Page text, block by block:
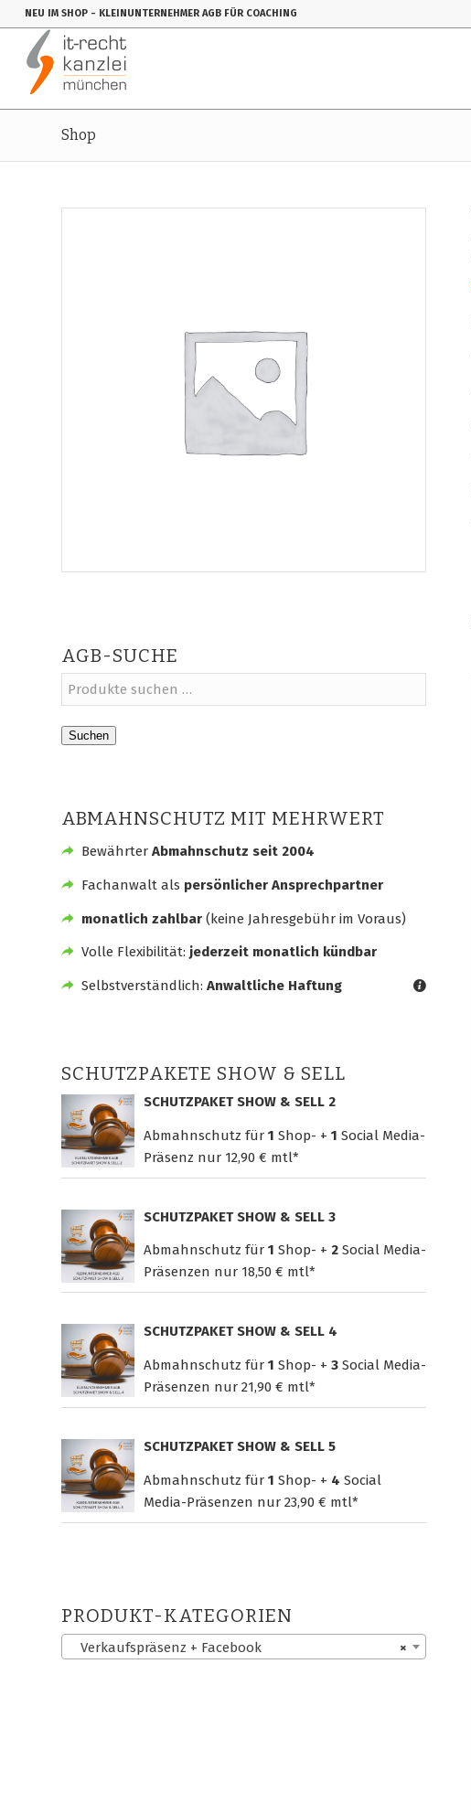
NEU IM SHOP - KLEINUNTERNEHMER AGB FÜR COACHING
Shop
AGB-SUCHE
Suchen
ABMAHNSCHUTZ MIT MEHRWERT
BewährterAbmahnschutz seit 2004
Fachanwalt als persönlicher Ansprechpartner
monatlich zahlbar(keine Jahresgebühr im Voraus)
Volle Flexibilität: jederzeit monatlich kündbar
Selbstverständlich: Anwaltliche Haftung
SCHUTZPAKETE SHOW & SELL
SCHUTZPAKET SHOW & SELL 2
Abmahnschutz für 1 Shop- + 1 Social Media-
Präsenz nur 12,90 € mtl*
SCHUTZPAKET SHOW & SELL 3
Abmahnschutz für 1 Shop- + 2 Social Media-
Präsenzen nur 18,50 € mtl*
SCHUTZPAKET SHOW & SELL 4
Abmahnschutz für 1 Shop- + 3 Social Media-
Präsenzen nur 21,90 € mtl*
SCHUTZPAKET SHOW & SELL 5
Abmahnschutz für 1 Shop- + 4 Social
Media-Präsenzen nur 23,90 € mtl*
PRODUKT-KATEGORIEN
×
Verkaufspräsenz + Facebook